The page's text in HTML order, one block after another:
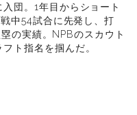
団。1年目からショート
中54試合に先発し、打
の実績。NPBのスカウト
ト指名を掴んだ。